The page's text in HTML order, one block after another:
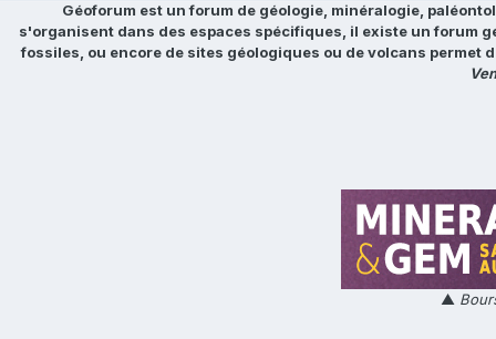
Géoforum est un forum de géologie, minéralogie,
s'organisent dans des espaces spécifiques, il existe un forum
fossiles, ou encore de sites géologiques ou de volcans permet
▲